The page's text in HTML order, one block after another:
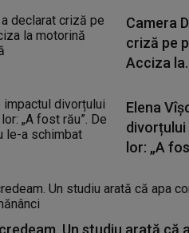
Camera
criză pe
Acciza
Elena
divorțului
lor: „A
Un studiu arată că